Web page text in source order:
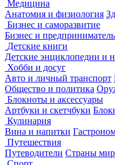
Медицина
Анатомия и физиология
Бизнес и саморазвитие
Бизнес и
Детские книги
Детские энциклопедии и
Хобби и досуг
Авто и личный транспорт
Общество и политика
Блокноты и аксессуары
Артбуки и скетчбуки
Кулинария
Вина и напитки
Путешествия
Путеводители Страны